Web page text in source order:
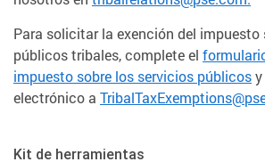
Para solicitar la exención del impuesto
públicos tribales, complete el
impuesto sobre los servicios públicos
electrónico a
Kit de herramientas